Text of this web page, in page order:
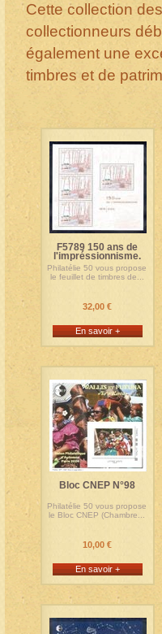
Cette collection
collectionneurs
également une
timbres et de
F5789 150 ans de
l'impréssionnisme.
Philatélie 50 vous propose
le feuillet de timbres de...
32,00 €
En savoir +
Bloc CNEP N°98
Philatélie 50 vous propose
le Bloc CNEP (Chambre...
10,00 €
En savoir +